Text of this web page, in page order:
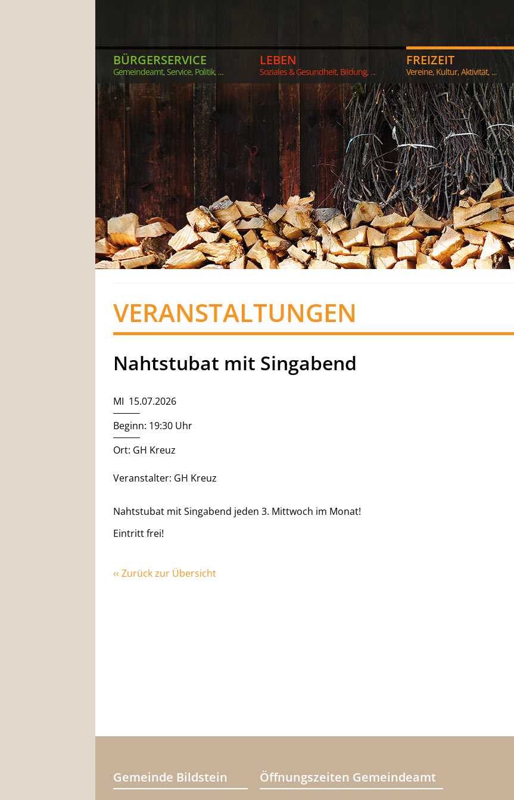
BÜRGERSERVICE
Gemeindeamt, Service, Politik, ...
LEBEN
Soziales & Gesundheit, Bildung, ...
FREIZEIT
Vereine, Kultur, Aktivität, ...
VERANSTALTUNGEN
Nahtstubat mit Singabend
MI 15.07.2026
Beginn: 19:30 Uhr
Ort: GH Kreuz
Veranstalter: GH Kreuz
Nahtstubat mit Singabend jeden 3. Mittwoch im Monat!
Eintritt frei!
‹‹ Zurück zur Übersicht
Gemeinde Bildstein Öffnungszeiten Gemeindeamt